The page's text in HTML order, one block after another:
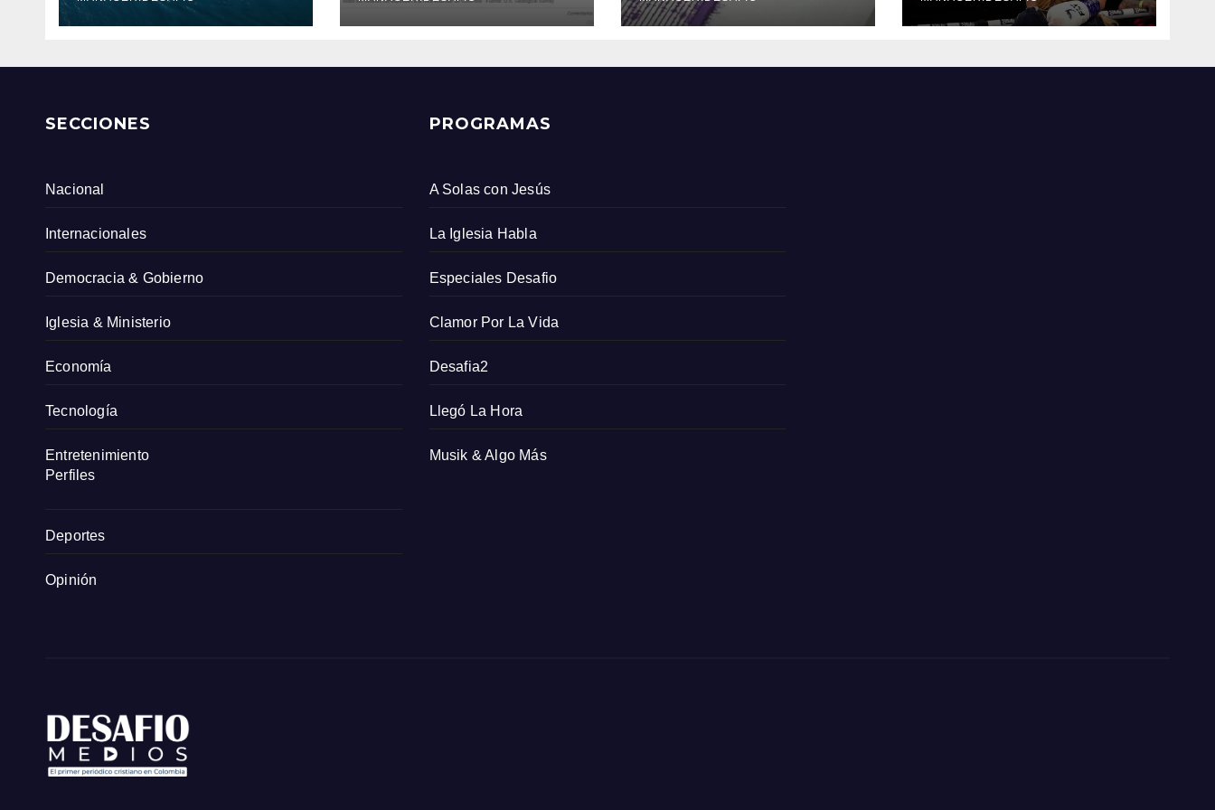
Colombiano
SECCIONES
Nacional
Internacionales
Democracia & Gobierno
Iglesia & Ministerio
Economía
Tecnología
Entretenimiento
Perfiles
Deportes
Opinión
PROGRAMAS
A Solas con Jesús
La Iglesia Habla
Especiales Desafio
Clamor Por La Vida
Desafia2
Llegó La Hora
Musik & Algo Más